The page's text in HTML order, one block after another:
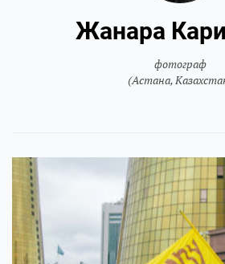
Жанара
фотограф
(Астана,